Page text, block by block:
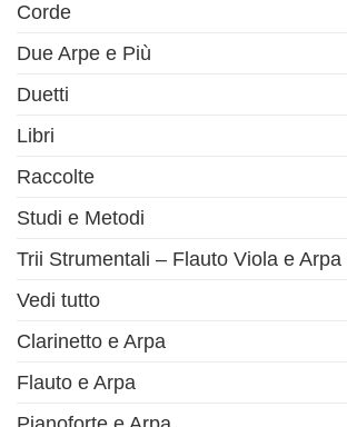
Corde
Due Arpe e Più
Duetti
Libri
Raccolte
Studi e Metodi
Trii Strumentali – Flauto Viola e Arpa
Vedi tutto
Clarinetto e Arpa
Flauto e Arpa